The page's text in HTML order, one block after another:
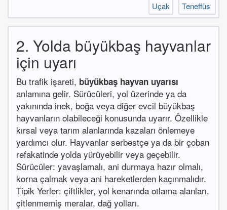
Uçak Teneffüs
2. Yolda büyükbaş hayvanlar
için uyarı
Bu trafik işareti, büyükbaş hayvan uyarısı
anlamına gelir. Sürücüleri, yol üzerinde ya da
yakınında inek, boğa veya diğer evcil büyükbaş
hayvanların olabileceği konusunda uyarır. Özellikle
kırsal veya tarım alanlarında kazaları önlemeye
yardımcı olur. Hayvanlar serbestçe ya da bir çoban
refakatinde yolda yürüyebilir veya geçebilir.
Sürücüler: yavaşlamalı, ani durmaya hazır olmalı,
korna çalmak veya ani hareketlerden kaçınmalıdır.
Tipik Yerler: çiftlikler, yol kenarında otlama alanları,
çitlenmemiş meralar, dağ yolları.